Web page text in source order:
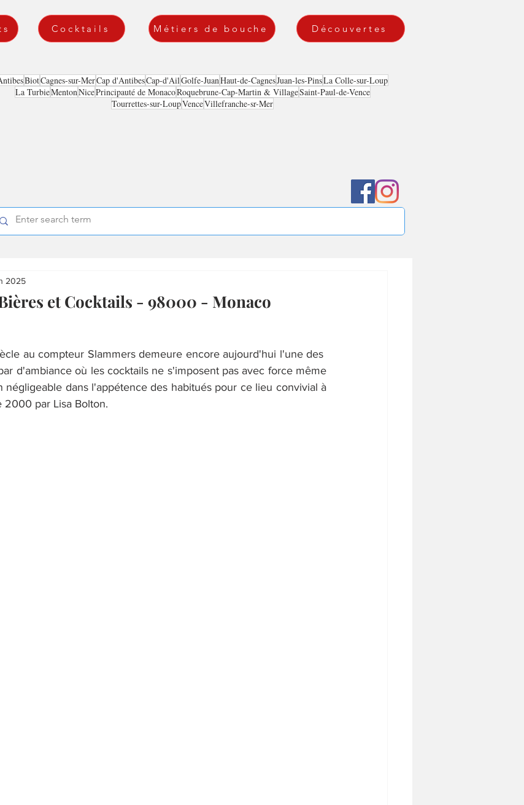
Cocktails Métiers de bouche Découvertes
BiotCagnes-sur-MerCap d'AntibesCap-d'AilGolfe-JuanHaut-de-CagnesJuan-les-PinsLa Colle-sur-Loup
La TurbieMentonNicePrincipauté de MonacoRoquebrune-Cap-Martin & VillageSaint-Paul-de-Vence
Tourrettes-sur-LoupVenceVillefranche-sr-Mer
et Cocktails - 98000 - Monaco
2025
au compteur Slammers demeure encore aujourd'hui l'une des
d'ambiance où les cocktails ne s'imposent pas avec force même
négligeable dans l'appétence des habitués pour ce lieu convivial à
par Lisa Bolton.